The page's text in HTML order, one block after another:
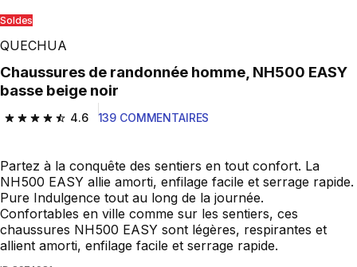
Soldes
QUECHUA
Chaussures de randonnée homme, NH500 EASY
basse beige noir
4.6
4.6 out of 5 stars from 139 reviews
139 COMMENTAIRES
Partez à la conquête des sentiers en tout confort. La
NH500 EASY allie amorti, enfilage facile et serrage rapide.
Pure Indulgence tout au long de la journée.
Confortables en ville comme sur les sentiers, ces
chaussures NH500 EASY sont légères, respirantes et
allient amorti, enfilage facile et serrage rapide.